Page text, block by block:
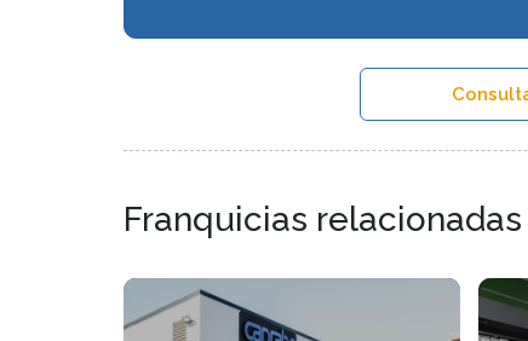
Franquicias relacionadas